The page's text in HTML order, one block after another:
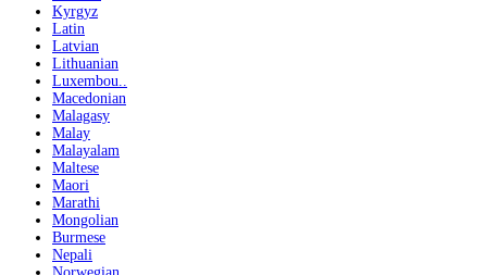
Kyrgyz
Latin
Latvian
Lithuanian
Luxembou..
Macedonian
Malagasy
Malay
Malayalam
Maltese
Maori
Marathi
Mongolian
Burmese
Nepali